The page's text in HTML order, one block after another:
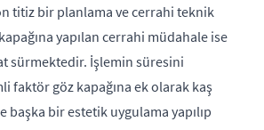
titiz bir planlama ve cerrahi teknik
yapılan cerrahi müdahale ise
sürmektedir. İşlemin süresini
faktör göz kapağına ek olarak kaş
başka bir estetik uygulama yapılıp